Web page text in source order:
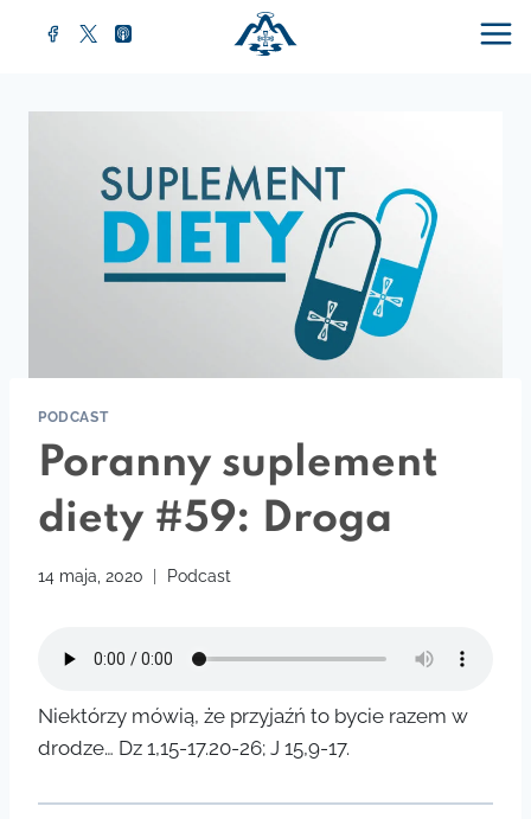
PODCAST
Poranny suplement
diety #59: Droga
14 maja, 2020 Podcast
Niektórzy mówią, że przyjaźń to bycie razem w
drodze… Dz 1,15-17.20-26; J 15,9-17.